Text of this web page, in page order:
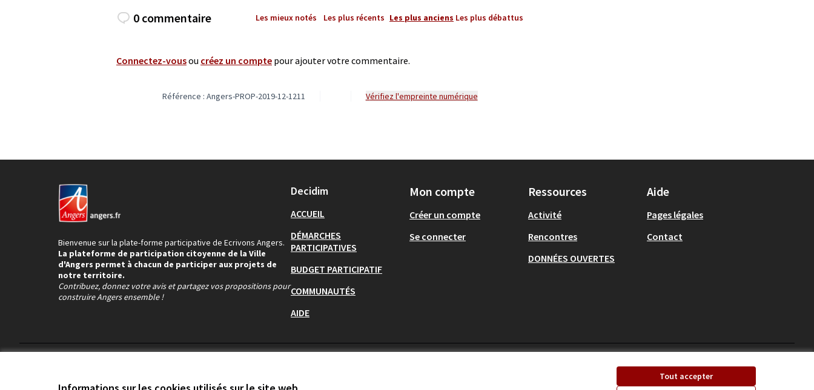
Tout accepter
0 commentaire Les mieux notés Les plus récents Les plus anciens Les plus débattus
Connectez-vousou créez un compte pour ajouter votre commentaire.
Référence : Angers-PROP-2019-12-1211 Vérifiez l'empreinte numérique
Bienvenue sur la plate-forme participative de Ecrivons Angers.
La plateforme de participation citoyenne de la Ville
d'Angers permet à chacun de participer aux projets de
notre territoire.
Contribuez, donnez votre avis et partagez vos propositions pour
construire Angers ensemble !
Decidim
ACCUEIL
DÉMARCHES
PARTICIPATIVES
BUDGET PARTICIPATIF
COMMUNAUTÉS
AIDE
Mon compte
Créer un compte
Se connecter
Ressources
Activité
Rencontres
DONNÉES OUVERTES
Aide
Pages légales
Contact
(Lien externe)(Lien externe)